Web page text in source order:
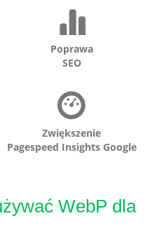
Poprawa
SEO
Zwiększenie
Pagespeed Insights Google
WebP dla